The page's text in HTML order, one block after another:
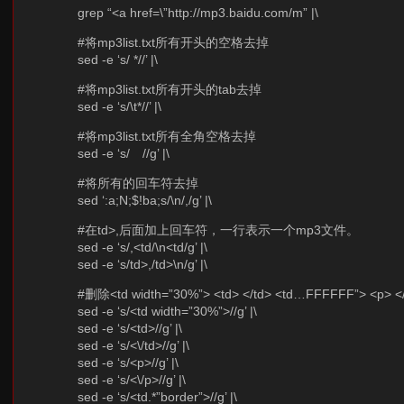
grep “<a href=\”http://mp3.baidu.com/m” |\
#将mp3list.txt所有开头的空格去掉
sed -e ‘s/ *//’ |\
#将mp3list.txt所有开头的tab去掉
sed -e ‘s/\t*//’ |\
#将mp3list.txt所有全角空格去掉
sed -e ‘s/ //g’ |\
#将所有的回车符去掉
sed ‘:a;N;$!ba;s/\n/,/g’ |\
#在td>,后面加上回车符，一行表示一个mp3文件。
sed -e ‘s/,<td/\n<td/g’ |\
sed -e ‘s/td>,/td>\n/g’ |\
#删除<td width=”30%”> <td> </td> <td…FFFFFF”> <p>
sed -e ‘s/<td width=”30%”>//g’ |\
sed -e ‘s/<td>//g’ |\
sed -e ‘s/<\/td>//g’ |\
sed -e ‘s/<p>//g’ |\
sed -e ‘s/<\/p>//g’ |\
sed -e ‘s/<td.*”border”>//g’ |\